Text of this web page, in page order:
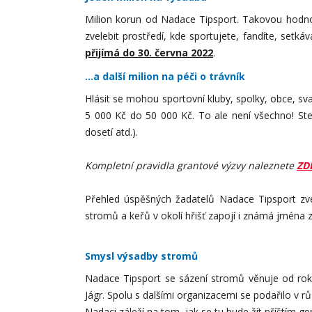
Milion korun od Nadace Tipsport. Takovou
zvelebit prostředí, kde sportujete, fandíte,
přijímá do 30. června 2022.
...a další milion na péči o trávník
Hlásit se mohou sportovní kluby, spolky, obce,
5 000 Kč do 50 000 Kč. To ale není všechno!
dosetí atd.).
Kompletní pravidla grantové výzvy naleznete
Přehled úspěšných žadatelů Nadace Tipsport
stromů a keřů v okolí hřišť zapojí i známá jména
Smysl výsadby stromů
Nadace Tipsport se sázení stromů věnuje od
Jágr. Spolu s dalšími organizacemi se podařilo v